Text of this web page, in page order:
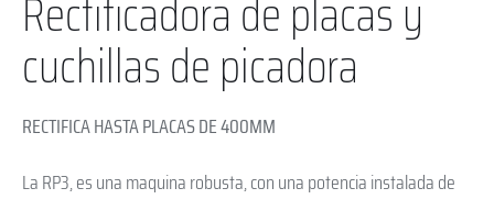
Rectificadora de placas y
cuchillas de picadora
RECTIFICA HASTA PLACAS DE 400MM
La RP3, es una maquina robusta, con una potencia instalada de